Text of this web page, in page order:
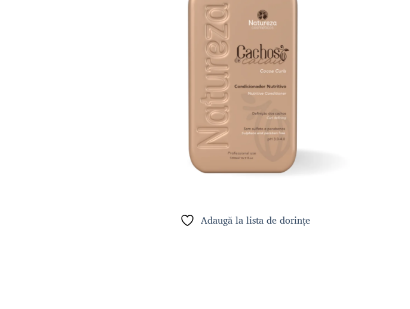
Adaugă la lista de dorințe